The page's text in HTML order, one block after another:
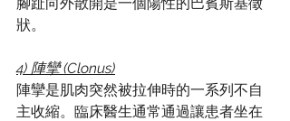
狀。
4) 陣攣 (Clonus)
陣攣是肌肉突然被拉伸時的一系列不自
主收縮。臨床醫生通常通過讓患者坐在